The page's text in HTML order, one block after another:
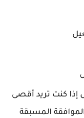
كنت تريد أقصى
المسبقة